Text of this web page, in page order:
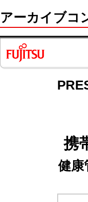
アーカイブコ
携
健康